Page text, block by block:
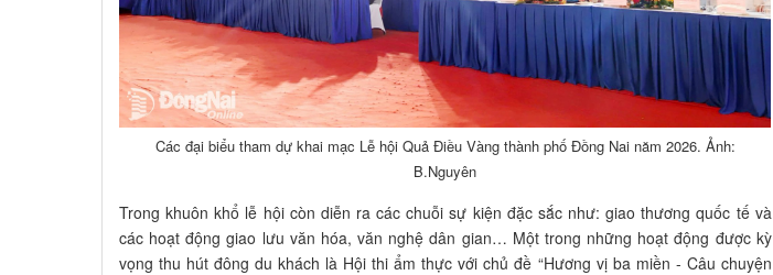
Các đại biểu tham dự khai mạc Lễ hội Quả Điều Vàng thành phố Đồng Nai năm 2026. Ảnh:
B.Nguyên
Trong khuôn khổ lễ hội còn diễn ra các chuỗi sự kiện đặc sắc như: giao thương quốc tế và
các hoạt động giao lưu văn hóa, văn nghệ dân gian… Một trong những hoạt động được kỳ
vọng thu hút đông du khách là Hội thi ẩm thực với chủ đề “Hương vị ba miền - Câu chuyện